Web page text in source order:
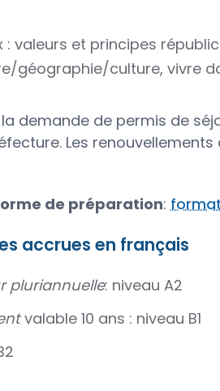
valeurs et principes
géographie/culture, vivre
la demande de permis de
Les
de préparation:
accrues en français
pluriannuelle: niveau A2
valable 10 ans : niveau B1